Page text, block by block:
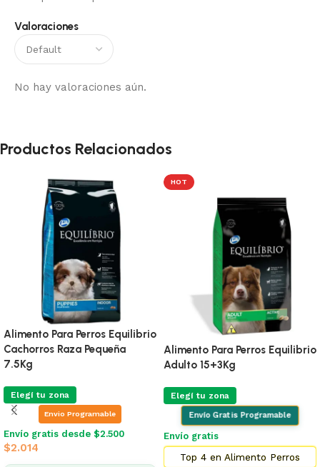
Valoraciones
No hay valoraciones aún.
Productos Relacionados
Alimento Para Perros Equilibrio
Cachorros Raza Pequeña
7.5Kg
Elegí tu zona
Envio Programable
Envío gratis desde $2.500
$2.014
HOT
Alimento Para Perros Equilibrio
Adulto 15+3Kg
Elegí tu zona
Envío Gratis Programable
Envío gratis
Top 4 en Alimento Perros